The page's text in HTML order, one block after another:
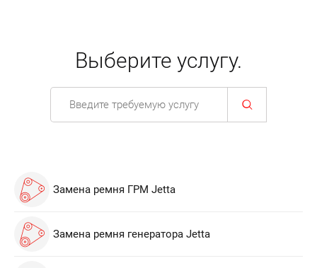
Выберите услугу.
Замена ремня ГРМ Jetta
Замена ремня генератора Jetta